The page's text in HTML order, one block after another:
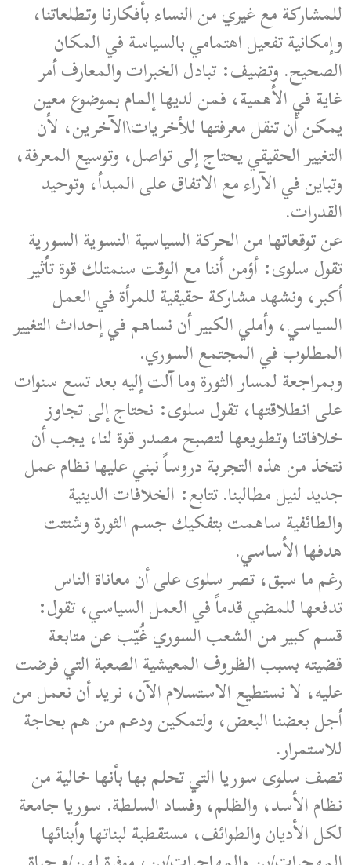
للمشاركة مع غيري من النساء بأفكارنا وتطلعاتنا،
وإمكانية تفعيل اهتمامي بالسياسة في المكان
الصحيح. وتضيف: تبادل الخبرات والمعارف أمر
غاية في الأهمية، فمن لديها إلمام بموضوع معين
يمكن أن تنقل معرفتها للأخريات\الآخرين، لأن
التغيير الحقيقي يحتاج إلى تواصل، وتوسيع المعرفة،
وتباين في الآراء مع الاتفاق على المبدأ، وتوحيد
القدرات.
عن توقعاتها من الحركة السياسية النسوية السورية
تقول سلوى: أؤمن أننا مع الوقت سنمتلك قوة تأثير
أكبر، ونشهد مشاركة حقيقية للمرأة في العمل
السياسي، وأملي الكبير أن نساهم في إحداث التغيير
المطلوب في المجتمع السوري.
وبمراجعة لمسار الثورة وما آلت إليه بعد تسع سنوات
على انطلاقتها، تقول سلوى: نحتاج إلى تجاوز
خلافاتنا وتطويعها لتصبح مصدر قوة لنا، يجب أن
نتخذ من هذه التجربة دروساً نبني عليها نظام عمل
جديد لنيل مطالبنا. تتابع: الخلافات الدينية
والطائفية ساهمت بتفكيك جسم الثورة وشتتت
هدفها الأساسي.
رغم ما سبق، تصر سلوى على أن معاناة الناس
تدفعها للمضي قدماً في العمل السياسي، تقول:
قسم كبير من الشعب السوري غُيّب عن متابعة
قضيته بسبب الظروف المعيشية الصعبة التي فرضت
عليه، لا نستطيع الاستسلام الآن، نريد أن نعمل من
أجل بعضنا البعض، ولتمكين ودعم من هم بحاجة
للاستمرار.
تصف سلوى سوريا التي تحلم بها بأنها خالية من
نظام الأسد، والظلم، وفساد السلطة. سوريا جامعة
لكل الأديان والطوائف، مستقطبة لبناتها وأبنائها